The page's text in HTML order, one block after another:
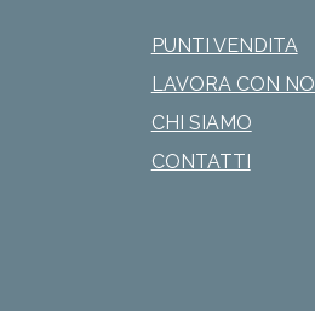
PUNTI VENDITA
LAVORA CON NOI
CHI SIAMO
CONTATTI